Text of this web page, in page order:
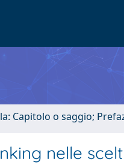
Capitolo o saggio;
nelle